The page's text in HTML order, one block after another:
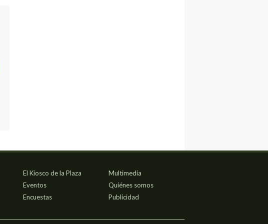
El Kiosco de la Plaza
Eventos
Encuestas
Multimedia
Quiénes somos
Publicidad